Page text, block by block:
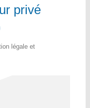
privé
légale et